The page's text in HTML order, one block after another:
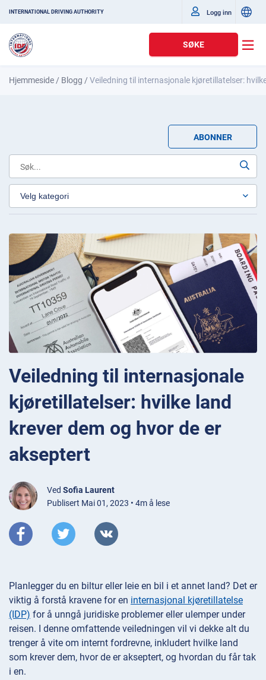
INTERNATIONAL DRIVING AUTHORITY Logg inn
SØKE
Hjemmeside / Blogg /Veiledning til internasjonale kjøretillatelser:
ABONNER
Veiledning til internasjonale
kjøretillatelser: hvilke land
krever dem og hvor de er
akseptert
Ved Sofia Laurent
Publisert Mai 01, 2023 • 4m å lese
Planlegger du en biltur eller leie en bil i et annet land? Det er
viktig å forstå kravene for en internasjonal kjøretillatelse
(IDP) for å unngå juridiske problemer eller ulemper under
reisen. I denne omfattende veiledningen vil vi dekke alt du
trenger å vite om internt fordrevne, inkludert hvilke land
som krever dem, hvor de er akseptert, og hvordan du får tak
i en.